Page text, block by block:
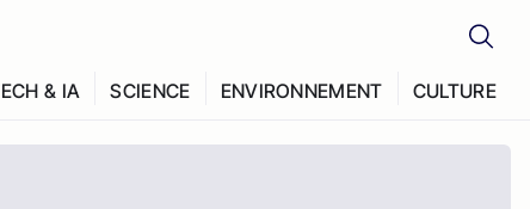
& IA SCIENCE ENVIRONNEMENT CULTURE